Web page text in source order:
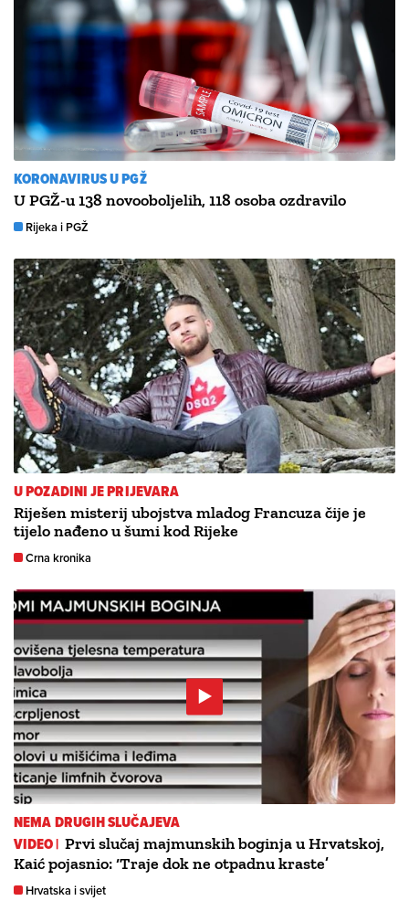
KORONAVIRUS U PGŽ
U PGŽ-u 138 novooboljelih, 118 osoba ozdravilo
Rijeka i PGŽ
U POZADINI JE PRIJEVARA
Riješen misterij ubojstva mladog Francuza čije je
tijelo nađeno u šumi kod Rijeke
Crna kronika
NEMA DRUGIH SLUČAJEVA
VIDEO | Prvi slučaj majmunskih boginja u Hrvatskoj,
Kaić pojasnio: ‘Traje dok ne otpadnu kraste’
Hrvatska i svijet